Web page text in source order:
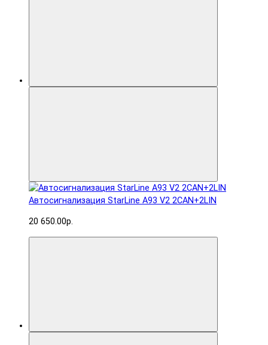
Автосигнализация StarLine A93 V2 2CAN+2LIN
20 650.00р.